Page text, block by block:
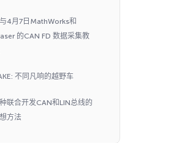
4月7日MathWorks和
的CAN FD 数据采集教
不同凡响的越野车
联合开发CAN和LIN总线的
方法